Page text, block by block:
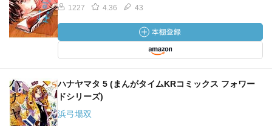
1227 4.36 43
ハナヤマタ 5 (まんがタイムKRコミックス フォワー
ドシリーズ)
浜弓場双